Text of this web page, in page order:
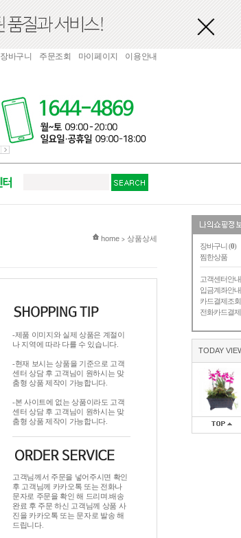
장바구니 (0)
찜한상품
고객센터안내
입금계좌안내
카드결제조회
전화카드결제
TODAY
장바구니 주문조회 마이페이지 이용안내
현재 위치
home > 상품상세
-제품 이미지와 실제 상품은 계절이
나 지역에 따라 다를 수 있습니다.
-현재 보시는 상품을 기준으로 고객
센터 상담 후 고객님이 원하시는 맞
춤형 상품 제작이 가능합니다.
-본 사이트에 없는 상품이라도 고객
센터 상담 후 고객님이 원하시는 맞
춤형 상품 제작이 가능합니다.
고객님께서 주문을 넣어주시면 확인
후 고객님께 카카오톡 또는 전화나
문자로 주문을 확인 해 드리며.배송
완료 후 주문 하신 고객님께 상품 사
진을 카카오톡 또는 문자로 발송 해
드립니다.